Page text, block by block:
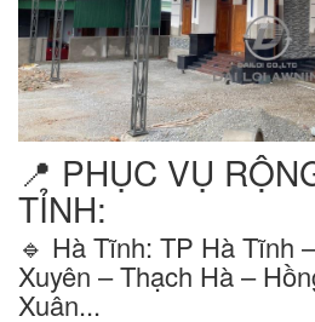
📍 PHỤC VỤ
TỈNH:
🔹 Hà Tĩnh: TP Hà Tĩnh
Xuyên – Thạch Hà –
Xuân...